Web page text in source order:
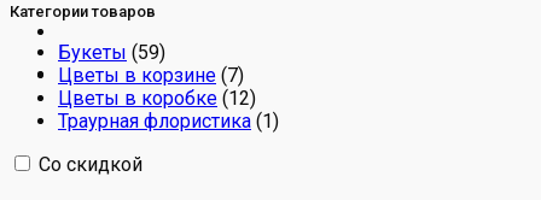
Категории товаров
Букеты (59)
Цветы в корзине (7)
Цветы в коробке (12)
Траурная флористика (1)
Со скидкой